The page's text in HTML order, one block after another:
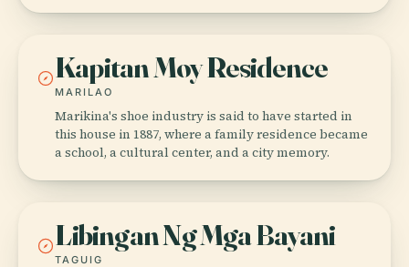
Kapitan Moy Residence
MARILAO
Marikina's shoe industry is said to have started in
this house in 1887, where a family residence became
a school, a cultural center, and a city memory.
Libingan Ng Mga Bayani
TAGUIG